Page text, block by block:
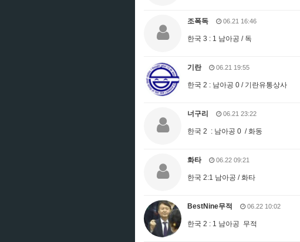
조폭독 06.21 16:46
한국 3 : 1 남아공 / 독
기란 06.21 19:55
한국 2 : 남아공 0 / 기란유통상사
너구리 06.21 23:22
한국 2 : 남아공 0 / 화동
화타 06.22 09:21
한국 2:1 남아공 / 화타
BestNine무적 06.22 10:02
한국 2 : 1 남아공 무적